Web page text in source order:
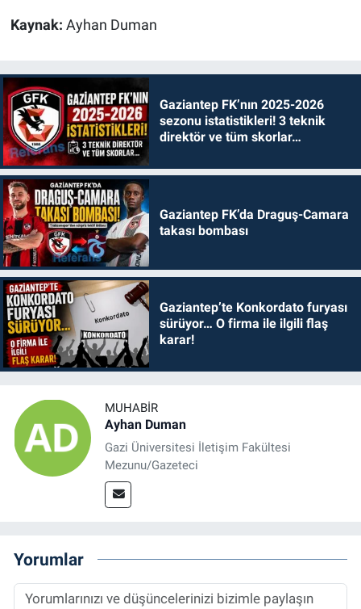
Kaynak: Ayhan Duman
Gaziantep FK’nın 2025-2026
sezonu istatistikleri! 3 teknik
direktör ve tüm skorlar…
Gaziantep FK’da Draguş-Camara
takası bombası
Gaziantep’te Konkordato furyası
sürüyor… O firma ile ilgili flaş
karar!
MUHABIR
Ayhan Duman
Gazi Üniversitesi İletişim Fakültesi
Mezunu/Gazeteci
Yorumlar